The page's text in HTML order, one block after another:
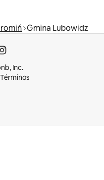
Gmina Lubowidz
Inc.
Términos